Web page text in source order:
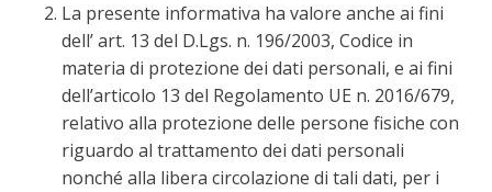
La presente informativa ha valore anche ai fini
dell’ art. 13 del D.Lgs. n. 196/2003, Codice in
materia di protezione dei dati personali, e ai fini
dell’articolo 13 del Regolamento UE n. 2016/679,
relativo alla protezione delle persone fisiche con
riguardo al trattamento dei dati personali
nonché alla libera circolazione di tali dati, per i